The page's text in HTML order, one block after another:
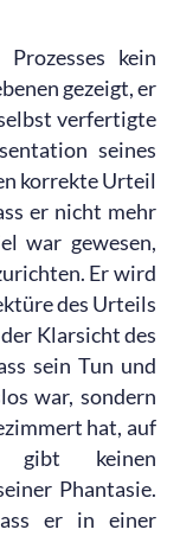
kein
gezeigt, er
verfertigte
seines
korrekte Urteil
er nicht mehr
war gewesen,
Er wird
des Urteils
Klarsicht des
sein Tun und
war, sondern
hat, auf
gibt keinen
Phantasie.
er in einer